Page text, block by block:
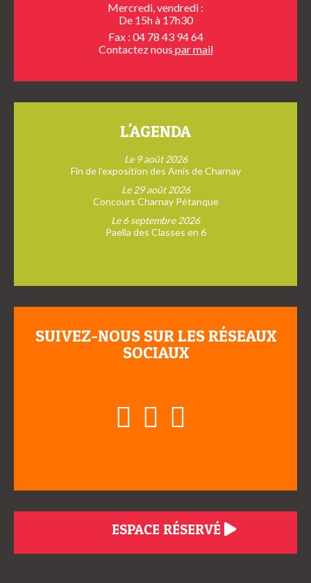
Mercredi, vendredi :
De 15h à 17h30
Fax : 04 78 43 94 64
Contactez nous par mail
L'AGENDA
Le 9 août 2026
Fin de l’exposition des Amis de Charnay
Le 29 août 2026
Concours Charnay Pétanque
Le 6 septembre 2026
Paella des Classes en 6
SUIVEZ-NOUS SUR LES RÉSEAUX
SOCIAUX
ESPACE RÉSERVÉ